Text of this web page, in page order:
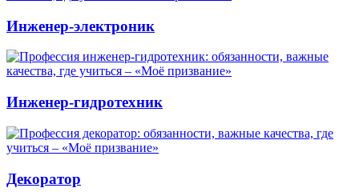
Инженер-электроник
Инженер-гидротехник
Декоратор